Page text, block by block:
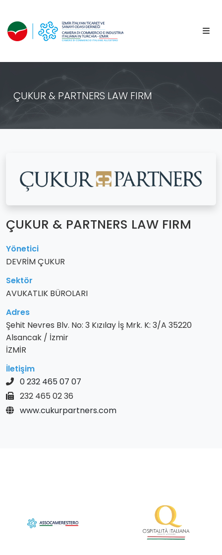
ÇUKUR & PARTNERS LAW FIRM
ÇUKUR & PARTNERS LAW FIRM
Yönetici
DEVRİM ÇUKUR
Sektör
AVUKATLIK BÜROLARI
Adres
Şehit Nevres Blv. No: 3 Kızılay İş Mrk. K: 3/A 35220
Alsancak / İzmir
İZMİR
İletişim
0 232 465 07 07
232 465 02 36
www.cukurpartners.com